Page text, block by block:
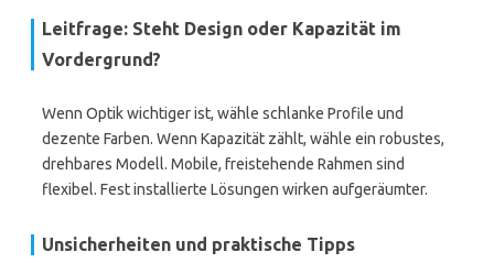
Leitfrage: Steht Design oder Kapazität im
Vordergrund?
Wenn Optik wichtiger ist, wähle schlanke Profile und
dezente Farben. Wenn Kapazität zählt, wähle ein robustes,
drehbares Modell. Mobile, freistehende Rahmen sind
flexibel. Fest installierte Lösungen wirken aufgeräumter.
Unsicherheiten und praktische Tipps